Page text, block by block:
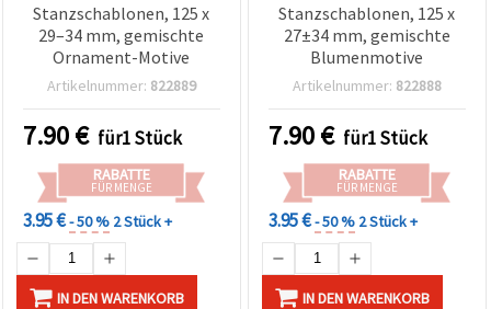
Stanzschablonen, 125 x
29–34 mm, gemischte
Ornament-Motive
Artikelnummer: 822889
7.90€ für1 Stück
RABATTE
FÜR MENGE
3.95 €- 50 % 2 Stück +
IN DEN WARENKORB
Stanzschablonen, 125 x
27±34 mm, gemischte
Blumenmotive
Artikelnummer: 822888
7.90€ für1 Stück
RABATTE
FÜR MENGE
3.95 €- 50 % 2 Stück +
IN DEN WARENKORB